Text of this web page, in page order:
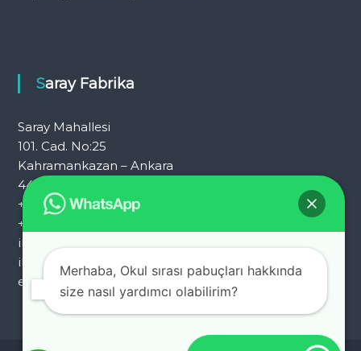
Saray Fabrika
Saray Mahallesi
101. Cad. No:25
Kahramankazan – Ankara
444 7 054
+90 312 353 25 72
+90 312 353 25 92
info@ademkocplastik.com.tr
ihracat@ademkocplastik.com.tr
export@ademkocplastik.com.tr
Merhaba, Okul sırası pabuçları hakkında
size nasıl yardımcı olabilirim?